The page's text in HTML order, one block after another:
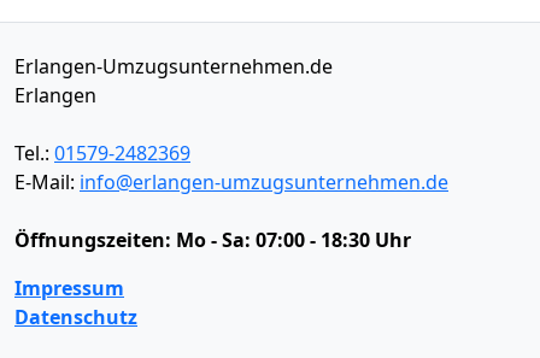
Erlangen-Umzugsunternehmen.de
Erlangen
Tel.: 01579-2482369
E-Mail: info@erlangen-umzugsunternehmen.de
Öffnungszeiten: Mo - Sa: 07:00 - 18:30 Uhr
Impressum
Datenschutz